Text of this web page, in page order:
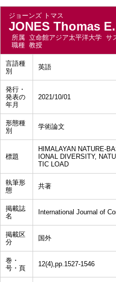
ジョーンズ トマス
JONES Thomas E.
所属 立命館アジア太平洋大学 サ
職種 教授
言語種
別
英語
発行・
発表の
年月
2021/10/01
形態種
別
学術論文
標題
HIMALAYAN NATURE-
IONAL DIVERSITY,
TIC LOAD
執筆形
態
共著
掲載誌
名
International Journal of
掲載区
分
国外
巻・
号・頁
12(4),pp.1527-1546